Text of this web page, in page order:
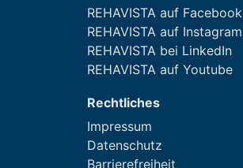
REHAVISTA auf Facebook
REHAVISTA auf Instagram
REHAVISTA bei LinkedIn
REHAVISTA auf Youtube
Rechtliches
Impressum
Datenschutz
Barrierefreiheit